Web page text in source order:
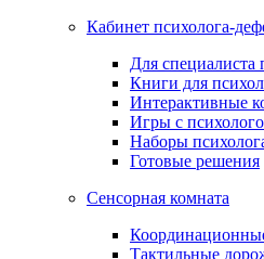
Кабинет психолога-
Для специалиста
Книги для
Интерактивные
Игры с
Наборы
Готовые решения
Сенсорная комната
Тактильные